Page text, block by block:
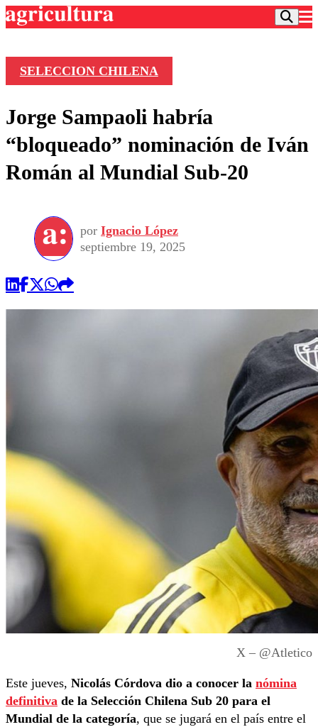
Frecuencias
Agricultura TV
Deportes
Colo Colo
Seleccion Chilena
Torneo Internacional
Universidad de Chile
Entretención
Economía
Internacional
Sustentabilidad
Publicaciones en medios
Opinión
SELECCION CHILENA
Jorge Sampaoli habría
“bloqueado” nominación de Iván
Román al Mundial Sub-20
por Ignacio López
septiembre 19, 2025
X – @Atletico
Este jueves, Nicolás Córdova dio a conocer la nómina
definitiva de la Selección Chilena Sub 20 para el
Mundial de la categoría, que se jugará en el país entre el